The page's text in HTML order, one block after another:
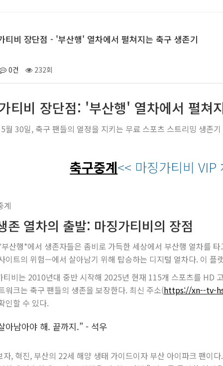
비 장단점 - '부산행' 열차에서 펼쳐지는 축구 생존기
0건 232회
티비 장단점: '부산행' 열차에서 펼쳐
월 30일, 축구 팬들의 열정을 지키는 무료 스포츠 스트리밍 생존기
축구중계<< 마징가티비 VIP
존 열차의 출발: 마징가티비의 장점
산행*에서 생존자들은 좀비로 가득한 세상에서 부산행 열차를
이트의 위험—에서 살아남기 위해 탑승하는 디지털 열차다. 이 플
티비는 2010년대 중반 시작해 2025년 현재 115개 스포츠를 HD
워크는 축구 팬들의 생존을 보장한다. 최신 주소(https://xn--tv-
인할 수 있다.
아남아야 해. 끝까지.” - 석우
자, 혁진, 부산의 22세 해양 생태 가이드이자 부산 아이파크 팬이